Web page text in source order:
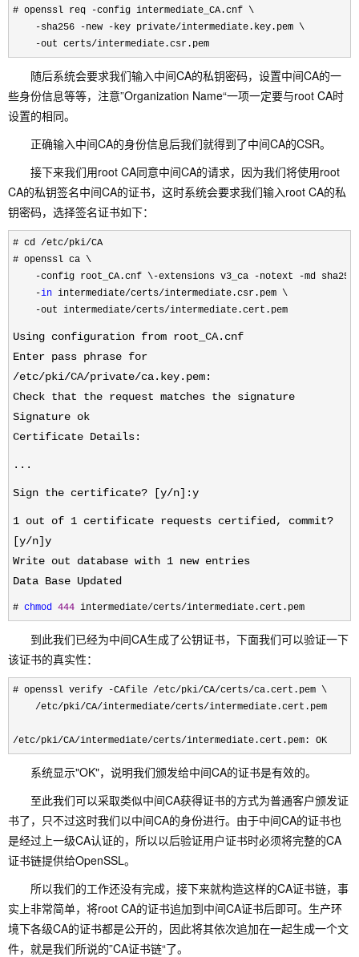
# openssl req
-config intermediate_CA .cnf \
-sha256 -new -key private/intermediate.key.pem \
-out certs/intermediate.csr.pem
随后系统会要求我们输入中间CA的私钥密码，设置中间CA的一
些身份信息等等，注意”Organization Name“一项一定要与root CA时
设置的相同。
正确输入中间CA的身份信息后我们就得到了中间CA的CSR。
接下来我们用root CA同意中间CA的请求，因为我们将使用root
CA的私钥签名中间CA的证书，这时系统会要求我们输入root CA的私
钥密码，选择签名证书如下：
# cd /etc/pki/CA
# openssl ca \
    -config root_CA.cnf \
-extensions v3_ca -notext -md
-in intermediate/certs/intermediate.csr.pem \
-out intermediate/certs/intermediate.cert.pem
Using configuration from root_CA.cnf
Enter pass phrase for
/etc/pki/CA/private/ca.key.pem:
Check that the request matches the signature
Signature ok
Certificate Details:
...
Sign the certificate? [y/n]:y
1 out of 1 certificate requests certified, commit?
[y/n]y
Write out database with 1 new entries
Data Base Updated
# chmod 444 intermediate/certs/intermediate.cert.pem
到此我们已经为中间CA生成了公钥证书，下面我们可以验证一下
该证书的真实性：
# openssl verify -CAfile /etc/pki/CA/certs/ca.cert.pem \
/etc/pki/CA/intermediate/certs/intermediate.cert.pem
/etc/pki/CA/intermediate/certs/intermediate.cert.pem: OK
系统显示"OK"，说明我们颁发给中间CA的证书是有效的。
至此我们可以采取类似中间CA获得证书的方式为普通客户颁发证
书了，只不过这时我们以中间CA的身份进行。由于中间CA的证书也
是经过上一级CA认证的，所以以后验证用户证书时必须将完整的CA
证书链提供给OpenSSL。
所以我们的工作还没有完成，接下来就构造这样的CA证书链，事
实上非常简单，将root CA的证书追加到中间CA证书后即可。生产环
境下各级CA的证书都是公开的，因此将其依次追加在一起生成一个文
件，就是我们所说的”CA证书链“了。